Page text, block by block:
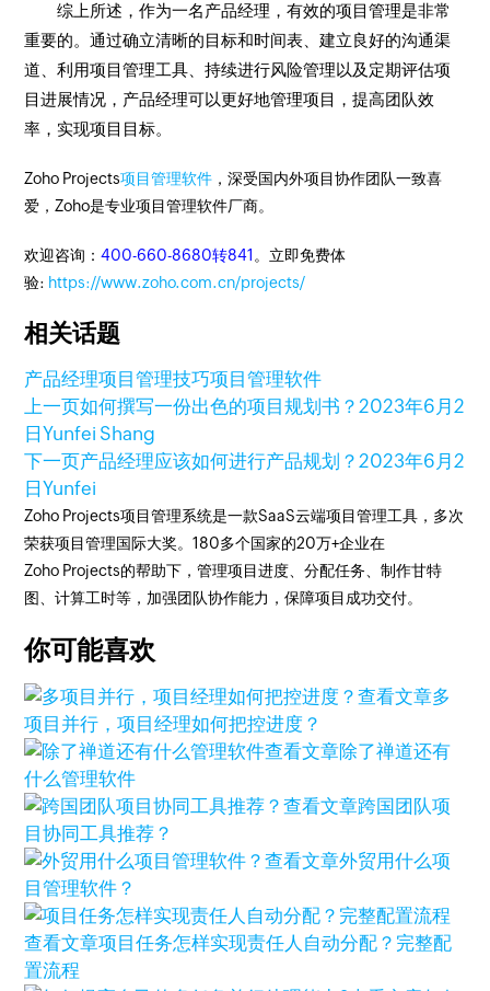
综上所述，作为一名产品经理，有效的项目管理是非常
重要的。通过确立清晰的目标和时间表、建立良好的沟通渠
道、利用项目管理工具、持续进行风险管理以及定期评估项
目进展情况，产品经理可以更好地管理项目，提高团队效
率，实现项目目标。
Zoho Projects项目管理软件 ，深受国内外项目协作团队一致喜
爱，Zoho是专业项目管理软件厂商。
欢迎咨询：400-660-8680转841 。立即免费体
验: https://www.zoho.com.cn/projects/
相关话题
产品经理项目管理技巧项目管理软件
上一页如何撰写一份出色的项目规划书？2023年6月2
日Yunfei Shang
下一页产品经理应该如何进行产品规划？2023年6月2
日Yunfei
Zoho Projects项目管理系统是一款SaaS云端项目管理工具，多次
荣获项目管理国际大奖。180多个国家的20万+企业在
Zoho Projects的帮助下，管理项目进度、分配任务、制作甘特
图、计算工时等，加强团队协作能力，保障项目成功交付。
你可能喜欢
查看文章多
项目并行，项目经理如何把控进度？
查看文章除了禅道还有
什么管理软件
查看文章跨国团队项
目协同工具推荐？
查看文章外贸用什么项
目管理软件？
查看文章项目任务怎样实现责任人自动分配？完整配
置流程